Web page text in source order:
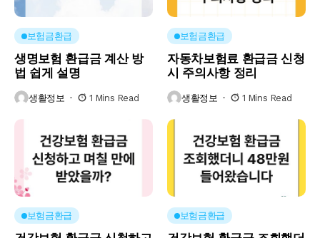
보험금환급
생명보험 환급금 계산 방
법 쉽게 설명
생활정보 1 Mins Read
보험금환급
자동차보험료 환급금 신청
시 주의사항 정리
생활정보 1 Mins Read
보험금환급 보험금환급